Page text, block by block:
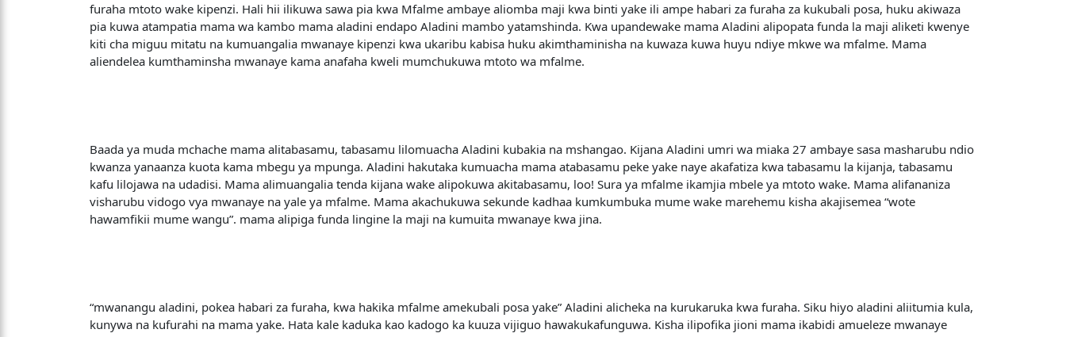
furaha mtoto wake kipenzi. Hali hii ilikuwa sawa pia kwa Mfalme ambaye aliomba maji kwa binti yake ili ampe habari za furaha za kukubali posa, huku akiwaza
pia kuwa atampatia mama wa kambo mama aladini endapo Aladini mambo yatamshinda. Kwa upandewake mama Aladini alipopata funda la maji aliketi kwenye
kiti cha miguu mitatu na kumuangalia mwanaye kipenzi kwa ukaribu kabisa huku akimthaminisha na kuwaza kuwa huyu ndiye mkwe wa mfalme. Mama
aliendelea kumthaminsha mwanaye kama anafaha kweli mumchukuwa mtoto wa mfalme.
Baada ya muda mchache mama alitabasamu, tabasamu lilomuacha Aladini kubakia na mshangao. Kijana Aladini umri wa miaka 27 ambaye sasa masharubu ndio
kwanza yanaanza kuota kama mbegu ya mpunga. Aladini hakutaka kumuacha mama atabasamu peke yake naye akafatiza kwa tabasamu la kijanja, tabasamu
kafu lilojawa na udadisi. Mama alimuangalia tenda kijana wake alipokuwa akitabasamu, loo! Sura ya mfalme ikamjia mbele ya mtoto wake. Mama alifananiza
visharubu vidogo vya mwanaye na yale ya mfalme. Mama akachukuwa sekunde kadhaa kumkumbuka mume wake marehemu kisha akajisemea “wote
hawamfikii mume wangu”. mama alipiga funda lingine la maji na kumuita mwanaye kwa jina.
“mwanangu aladini, pokea habari za furaha, kwa hakika mfalme amekubali posa yake” Aladini alicheka na kurukaruka kwa furaha. Siku hiyo aladini aliitumia kula,
kunywa na kufurahi na mama yake. Hata kale kaduka kao kadogo ka kuuza vijiguo hawakukafunguwa. Kisha ilipofika jioni mama ikabidi amueleze mwanaye